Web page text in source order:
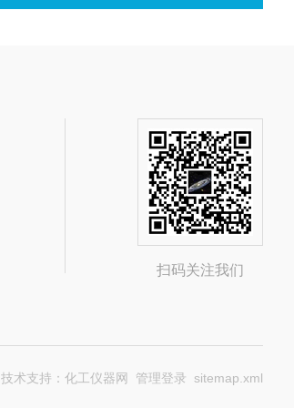
扫码关注我们
技术支持：化工仪器网 管理登录 sitemap.xml